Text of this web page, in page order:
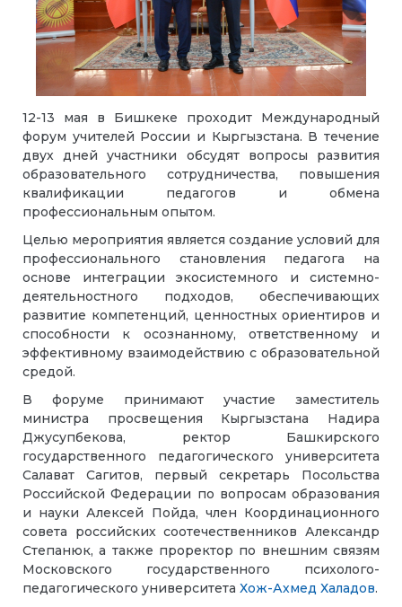
12-13 мая в Бишкеке проходит Международный
форум учителей России и Кыргызстана. В течение
двух дней участники обсудят вопросы развития
образовательного сотрудничества, повышения
квалификации педагогов и обмена
профессиональным опытом.
Целью мероприятия является создание условий для
профессионального становления педагога на
основе интеграции экосистемного и системно-
деятельностного подходов, обеспечивающих
развитие компетенций, ценностных ориентиров и
способности к осознанному, ответственному и
эффективному взаимодействию с образовательной
средой.
В форуме принимают участие заместитель
министра просвещения Кыргызстана Надира
Джусупбекова, ректор Башкирского
государственного педагогического университета
Салават Сагитов, первый секретарь Посольства
Российской Федерации по вопросам образования
и науки Алексей Пойда, член Координационного
совета российских соотечественников Александр
Степанюк, а также проректор по внешним связям
Московского государственного психолого-
педагогического университета Хож-Ахмед Халадов.